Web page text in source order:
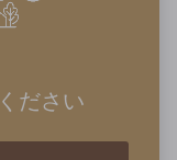
ださい